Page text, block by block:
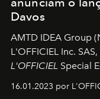
Davos
AMTD IDEA Group
L'OFFICIEL Inc.
L'OFFICIEL Special
16.01.2023 por